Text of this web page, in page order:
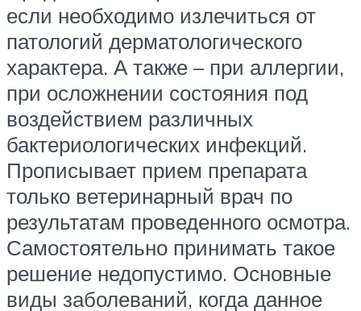
если необходимо излечиться от
патологий дерматологического
характера. А также – при аллергии,
при осложнении состояния под
воздействием различных
бактериологических инфекций.
Прописывает прием препарата
только ветеринарный врач по
результатам проведенного осмотра.
Самостоятельно принимать такое
решение недопустимо. Основные
виды заболеваний, когда данное